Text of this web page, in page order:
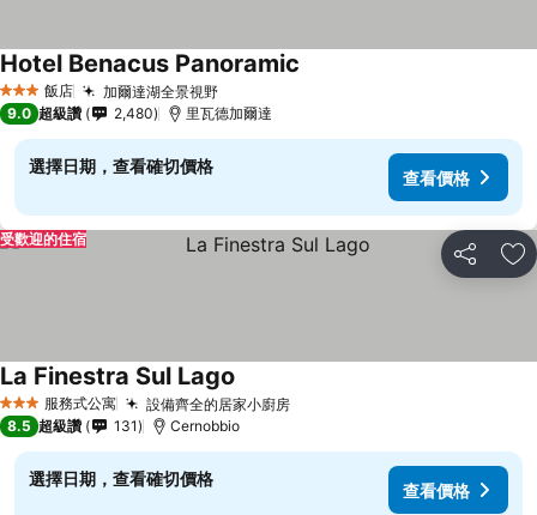
3 星級 飯店 加爾達湖全景視野查看價格
Hotel Benacus Panoramic
9.0 超級讚 2,480 里瓦德加爾達
選擇日期，查看確切價格
查看價格
分享 加
受歡迎的住宿
3 星級 服務式公寓 設備齊全的居家小廚房查看價格
La Finestra Sul Lago
8.5 超級讚 131 Cernobbio
選擇日期，查看確切價格
查看價格